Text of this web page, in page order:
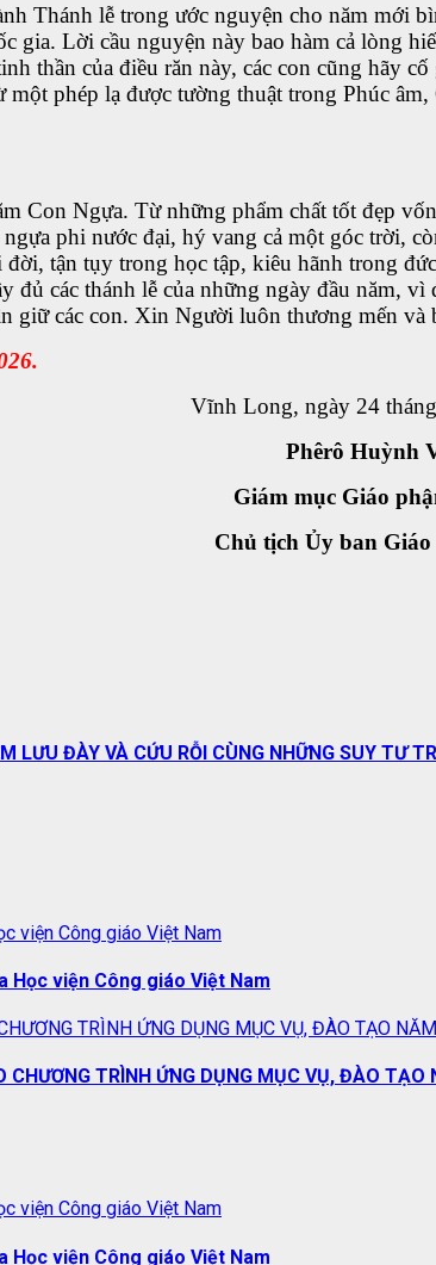
Thánh lễ trong ước nguyện cho năm mới
gia. Lời cầu nguyện này bao hàm cả lòng
thần của điều răn này, các con cũng hãy
phép lạ được tường thuật trong Phúc
Con Ngựa. Từ những phẩm chất tốt đẹp
phi nước đại, hý vang cả một góc trời,
tận tụy trong học tập, kiêu hãnh trong
đủ các thánh lễ của những ngày đầu năm,
giữ các con. Xin Người luôn thương mến và
Vĩnh Long, ngày 24
Phêrô Huỳnh
Giám mục Giáo
Chủ tịch Ủy ban Giáo
LƯU ĐÀY VÀ CỨU RỖI CÙNG NHỮNG SUY TƯ
viện Công giáo Việt Nam
Học viện Công giáo Việt Nam
TRÌNH ỨNG DỤNG MỤC VỤ, ĐÀO TẠO
CHƯƠNG TRÌNH ỨNG DỤNG MỤC VỤ, ĐÀO
viện Công giáo Việt Nam
Học viện Công giáo Việt Nam